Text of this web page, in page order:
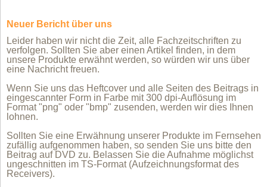
Neuer Bericht über uns
Leider haben wir nicht die Zeit, alle Fachzeitschriften zu
verfolgen. Sollten Sie aber einen Artikel finden, in dem
unsere Produkte erwähnt werden, so würden wir uns über
eine Nachricht freuen.
Wenn Sie uns das Heftcover und alle Seiten des Beitrags in
eingescannter Form in Farbe mit 300 dpi-Auflösung im
Format "png" oder "bmp" zusenden, werden wir dies Ihnen
lohnen.
Sollten Sie eine Erwähnung unserer Produkte im Fernsehen
zufällig aufgenommen haben, so senden Sie uns bitte den
Beitrag auf DVD zu. Belassen Sie die Aufnahme möglichst
ungeschnitten im TS-Format (Aufzeichnungsformat des
Receivers).